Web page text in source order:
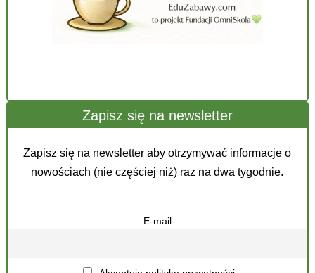
Zapisz się na newsletter
Zapisz się na newsletter aby otrzymywać informacje o
nowościach (nie częściej niż) raz na dwa tygodnie.
E-mail